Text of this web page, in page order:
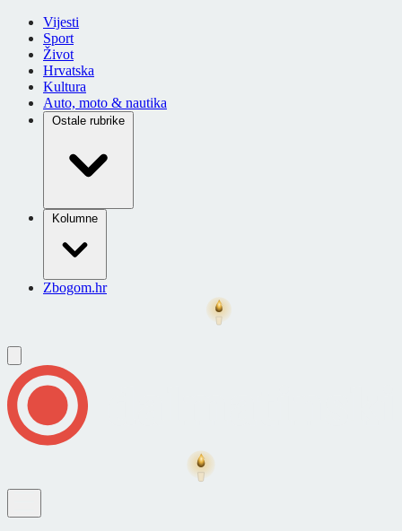
Vijesti
Sport
Život
Hrvatska
Kultura
Auto, moto & nautika
Ostale rubrike
Kolumne
Zbogom.hr